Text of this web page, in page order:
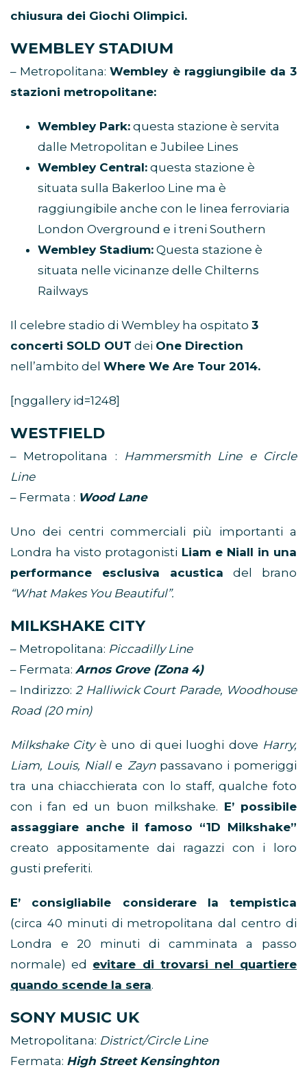
chiusura dei Giochi Olimpici.
WEMBLEY STADIUM
– Metropolitana:Wembley è raggiungibile da 3
stazioni metropolitane:
Wembley Park: questa stazione è servita
dalle Metropolitan e Jubilee Lines
Wembley Central: questa stazione è
situata sulla Bakerloo Line ma è
raggiungibile anche con le linea ferroviaria
London Overground e i treni Southern
Wembley Stadium: Questa stazione è
situata nelle vicinanze delle Chilterns
Railways
Il celebre stadio di Wembley ha ospitato 3
concerti SOLD OUT dei One Direction
nell’ambito del Where We Are Tour 2014.
[nggallery id=1248]
WESTFIELD
– Metropolitana : Hammersmith Line e Circle
Line
– Fermata : Wood Lane
Uno dei centri commerciali più importanti a
Londra ha visto protagonisti Liam e Niall in una
performance esclusiva acustica del brano
“What Makes You Beautiful”.
MILKSHAKE CITY
– Metropolitana: Piccadilly Line
– Fermata: Arnos Grove (Zona 4)
– Indirizzo: 2 Halliwick Court Parade, Woodhouse
Road (20 min)
Milkshake Cityè uno di quei luoghi dove Harry,
Liam, Louis, Nialle Zaynpassavano i pomeriggi
tra una chiacchierata con lo staff, qualche foto
con i fan ed un buon milkshake. E’ possibile
assaggiare anche il famoso “1D Milkshake”
creato appositamente dai ragazzi con i loro
gusti preferiti.
E’ consigliabile considerare la tempistica
(circa 40 minuti di metropolitana dal centro di
Londra e 20 minuti di camminata a passo
normale) ed evitare di trovarsi nel quartiere
quando scende la sera.
SONY MUSIC UK
Metropolitana: District/Circle Line
Fermata: High Street Kensinghton